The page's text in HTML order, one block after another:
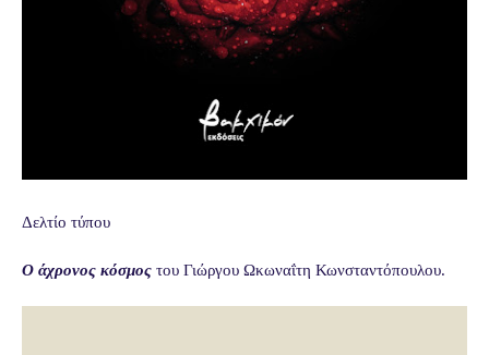
Δελτίο τύπου
Ο άχρονος κόσμος του Γιώργου Ωκωναΐτη Κωνσταντόπουλου.